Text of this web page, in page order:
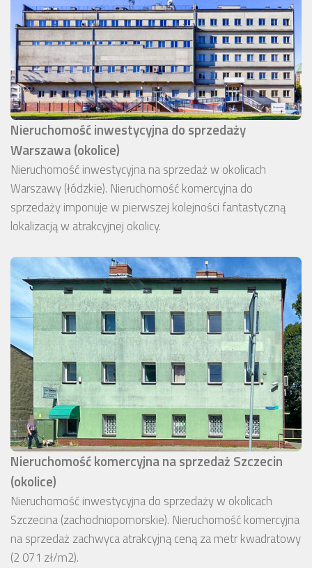
Nieruchomość inwestycyjna do sprzedaży
Warszawa (okolice)
Nieruchomość inwestycyjna na sprzedaż w okolicach
Warszawy (łódzkie). Nieruchomość komercyjna do
sprzedaży imponuje w pierwszej kolejności fantastyczną
lokalizacją w atrakcyjnej okolicy.
Nieruchomość komercyjna na sprzedaż Szczecin
(okolice)
Nieruchomość inwestycyjna do sprzedaży w okolicach
Szczecina (zachodniopomorskie). Nieruchomość komercyjna
na sprzedaż zachwyca atrakcyjną ceną za metr kwadratowy
(2 071 zł/m2).